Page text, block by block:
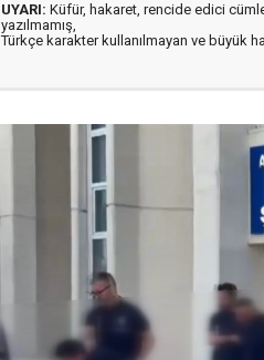
UYARI: Küfür, hakaret, rencide edici
yazılmamış,
Türkçe karakter kullanılmayan ve büyük